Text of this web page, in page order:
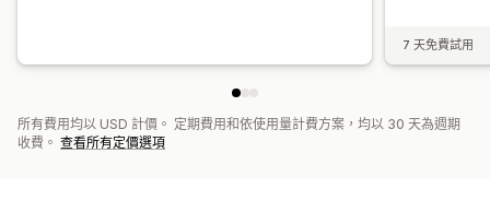
7 天免費試用
所有費用均以 USD 計價。 定期費用和依使用量計費方案，均以 30 天為週期
收費。 查看所有定價選項